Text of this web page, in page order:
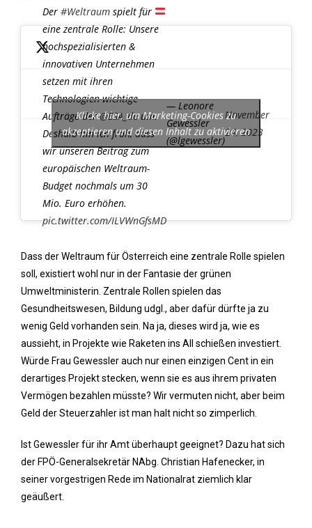
Der #Weltraum spielt für
eine zentrale Rolle: Unsere
hochspezialisierten &
innovativen Unternehmen
setzen mit ihren
Technologien wichtige
Aufträge der@ESA_deum.
Deshalb bin ich froh, dass
wir unseren Beitrag zum
europäischen Weltraum-
Budget nochmals um 30
Mio. Euro erhöhen.
pic.twitter.com/ILVWnGfsMD
— Leonore
Gewessler
(@lgewessler)
November
24, 2023
Klicke hier, um Marketing-Cookies zu
akzeptieren und diesen Inhalt zu aktivieren
Dass der Weltraum für Österreich eine zentrale Rolle spielen
soll, existiert wohl nur in der Fantasie der grünen
Umweltministerin. Zentrale Rollen spielen das
Gesundheitswesen, Bildung udgl., aber dafür dürfte ja zu
wenig Geld vorhanden sein. Na ja, dieses wird ja, wie es
aussieht, in Projekte wie Raketen ins All schießen investiert.
Würde Frau Gewessler auch nur einen einzigen Cent in ein
derartiges Projekt stecken, wenn sie es aus ihrem privaten
Vermögen bezahlen müsste? Wir vermuten nicht, aber beim
Geld der Steuerzahler ist man halt nicht so zimperlich.
Ist Gewessler für ihr Amt überhaupt geeignet? Dazu hat sich
der FPÖ-Generalsekretär NAbg. Christian Hafenecker, in
seiner vorgestrigen Rede im Nationalrat ziemlich klar
geäußert.